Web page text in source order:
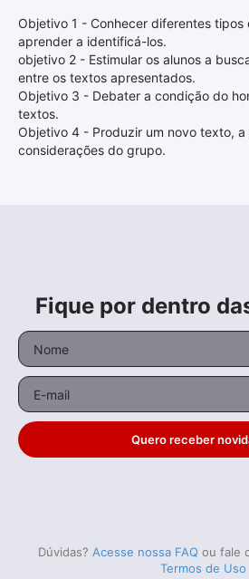
Objetivo 1 - Conhecer diferentes
aprender a identificá-los.
objetivo 2 - Estimular os alunos a
entre os textos apresentados.
Objetivo 3 - Debater a condição do
textos.
Objetivo 4 - Produzir um novo texto,
considerações do grupo.
Fique por dentro
Quero receber
Dúvidas? Acesse nossa FAQ ou fale
Termos de Uso